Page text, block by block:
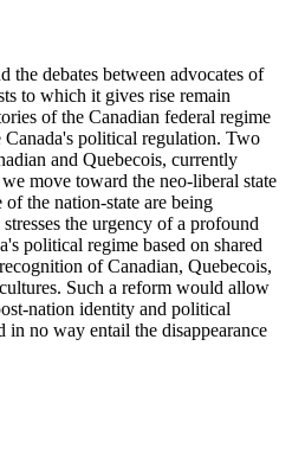
the debates between advocates of
to which it gives rise remain
of the Canadian federal regime
Canada's political regulation. Two
and Quebecois, currently
move toward the neo-liberal state
of the nation-state are being
the urgency of a profound
political regime based on shared
of Canadian, Quebecois,
Such a reform would allow
nation identity and political
no way entail the disappearance